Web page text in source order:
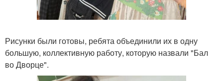
Рисунки были готовы, ребята объединили их в одну
большую, коллективную работу, которую назвали "Бал
во Дворце".